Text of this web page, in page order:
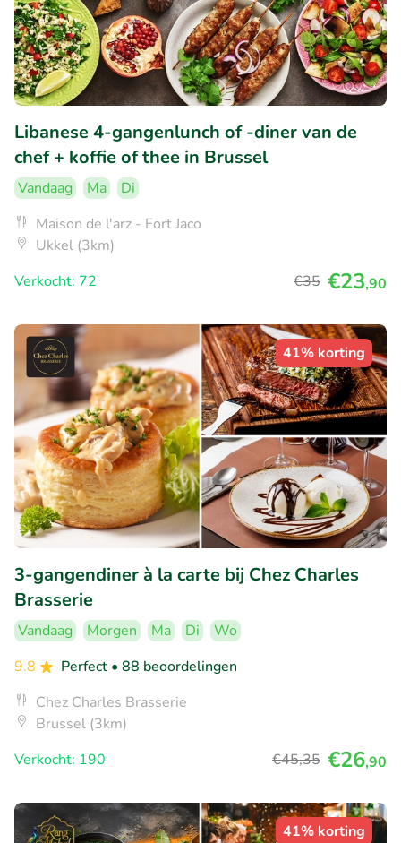
Libanese 4-gangenlunch of -diner van de
chef + koffie of thee in Brussel
Vandaag Ma
Di
Maison de l'arz - Fort Jaco
Ukkel (3km)
Verkocht: 72
€35 €23,90
41% korting
3-gangendiner à la carte bij Chez Charles
Brasserie
Vandaag Morgen Ma Di
Wo
9.8
Perfect • 88 beoordelingen
Chez Charles Brasserie
Brussel (3km)
Verkocht: 190
€45,35 €26,90
41% korting